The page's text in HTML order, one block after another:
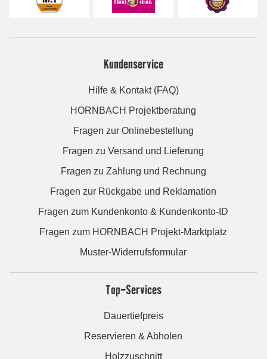
Kundenservice
Hilfe & Kontakt (FAQ)
HORNBACH Projektberatung
Fragen zur Onlinebestellung
Fragen zu Versand und Lieferung
Fragen zu Zahlung und Rechnung
Fragen zur Rückgabe und Reklamation
Fragen zum Kundenkonto & Kundenkonto-ID
Fragen zum HORNBACH Projekt-Marktplatz
Muster-Widerrufsformular
Top-Services
Dauertiefpreis
Reservieren & Abholen
Holzzuschnitt